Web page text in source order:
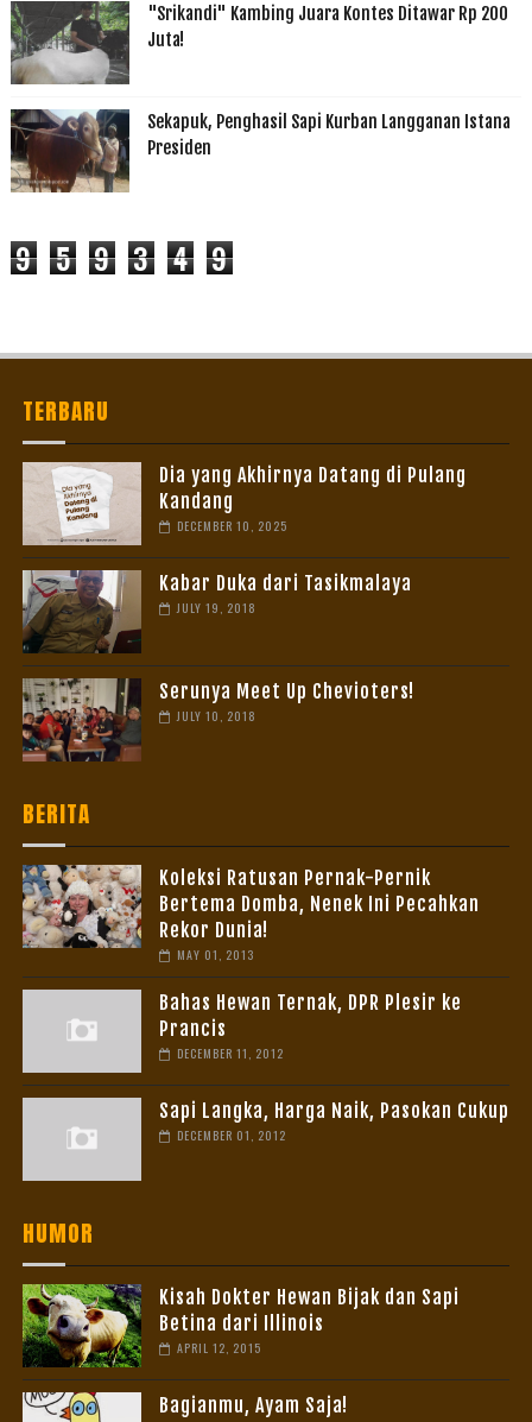
"Srikandi" Kambing Juara Kontes Ditawar Rp 200
Juta!
Sekapuk, Penghasil Sapi Kurban Langganan Istana
Presiden
9 5 9 3 4 9
TERBARU
Dia yang Akhirnya Datang di Pulang
Kandang
DECEMBER 10, 2025
Kabar Duka dari Tasikmalaya
JULY 19, 2018
Serunya Meet Up Chevioters!
JULY 10, 2018
BERITA
Koleksi Ratusan Pernak-Pernik
Bertema Domba, Nenek Ini Pecahkan
Rekor Dunia!
MAY 01, 2013
Bahas Hewan Ternak, DPR Plesir ke
Prancis
DECEMBER 11, 2012
Sapi Langka, Harga Naik, Pasokan Cukup
DECEMBER 01, 2012
HUMOR
Kisah Dokter Hewan Bijak dan Sapi
Betina dari Illinois
APRIL 12, 2015
Bagianmu, Ayam Saja!